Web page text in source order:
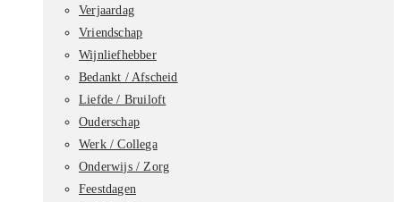
Verjaardag
Vriendschap
Wijnliefhebber
Bedankt / Afscheid
Liefde / Bruiloft
Ouderschap
Werk / Collega
Onderwijs / Zorg
Feestdagen